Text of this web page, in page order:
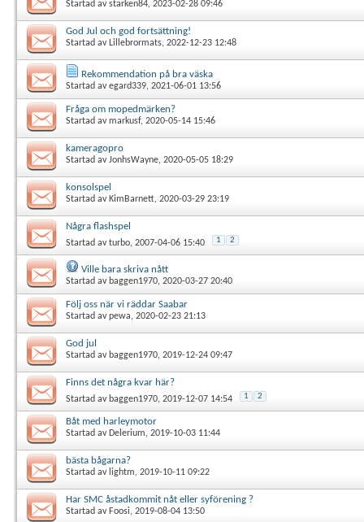
Startad avstarken84, 2023-02-28 09:46
God Jul och god fortsättning!
Startad av Lillebrormats, 2022-12-23 12:48
Rekommendation på bra väska
Startad avegard339, 2021-06-01 13:56
Fråga om mopedmärken?
Startad avmarkusf, 2020-05-14 15:46
kameragopro
Startad avJonhsWayne, 2020-05-05 18:29
konsolspel
Startad av KimBarnett, 2020-03-29 23:19
Några flashspel
Startad avturbo, 2007-04-06 15:40 1 2
Ville bara skriva nått
Startad av baggen1970, 2020-03-27 20:40
Följ oss när vi räddar Saabar
Startad avpewa, 2020-02-23 21:13
God jul
Startad av baggen1970, 2019-12-24 09:47
Finns det några kvar här?
Startad av baggen1970, 2019-12-07 14:54 1 2
Båt med harleymotor
Startad av Delerium, 2019-10-03 11:44
bästa bågarna?
Startad av lightm, 2019-10-11 09:22
Har SMC åstadkommit nåt eller syförening ?
Startad av Foosi, 2019-08-04 13:50